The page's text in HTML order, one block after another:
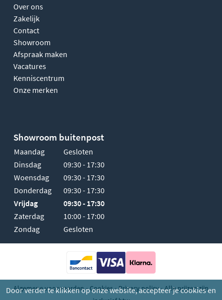
Door verder te klikken op onze website, accepteer je cookies en
Over ons
Zakelijk
Contact
Showroom
Afspraak maken
Vacatures
Kenniscentrum
Onze merken
Showroom buitenpost
Maandag
Gesloten
Dinsdag
09:30 - 17:30
Woensdag
09:30 - 17:30
Donderdag
09:30 - 17:30
Vrijdag
09:30 - 17:30
Zaterdag
10:00 - 17:00
Zondag
Gesloten
Algemene voorwaarden -Cookies-Privacy policy-Alle prijzen zijn